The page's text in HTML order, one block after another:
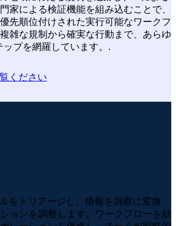
家による検証機能を組み込むことで、
先順位付けされた実行可能なワークフ
雑な規制から確実な行動まで、あらゆ
ップを網羅しています。.
ください
をトリアージし、情報を洞察に変換
ョンを調整します。ワークフローを効